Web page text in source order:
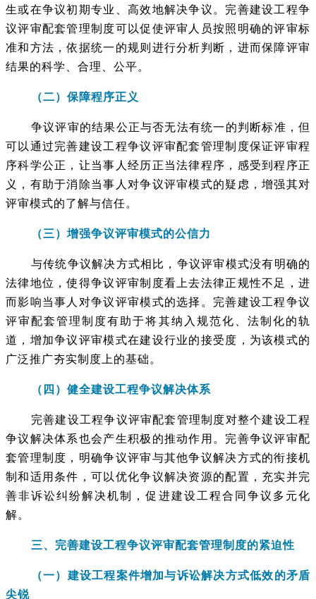
生或在争议初期专业、高效地解决争议。完善建设工程争
议评审配套管理制度可以促使评审人员按照明确的评审标
准和方法，依据统一的规则进行分析判断，进而保障评审
结果的科学、合理、公平。
（二）保障程序正义
争议评审的结果公正与否无法有统一的判断标准，但
可以通过完善建设工程争议评审配套管理制度保证评审程
序科学公正，让当事人经历正当法律程序，感受到程序正
义，有助于消除当事人对争议评审模式的疑虑，增强其对
评审模式的了解与信任。
（三）增强争议评审模式的公信力
与传统争议解决方式相比，争议评审模式没有明确的
法律地位，使得争议评审制度看上去法律正规性不足，进
而影响当事人对争议评审模式的选择。完善建设工程争议
评审配套管理制度有助于将其纳入规范化、法制化的轨
道，增加争议评审模式在建设行业的接受度，为该模式的
广泛推广夯实制度上的基础。
（四）健全建设工程争议解决体系
完善建设工程争议评审配套管理制度对整个建设工程
争议解决体系也会产生积极的推动作用。完善争议评审配
套管理制度，明确争议评审与其他争议解决方式的衔接机
制和适用条件，可以优化争议解决资源的配置，充实并完
善非诉讼纠纷解决机制，促进建设工程合同争议多元化
解。
三、完善建设工程争议评审配套管理制度的紧迫性
（一）建设工程案件增加与诉讼解决方式低效的矛盾
尖锐